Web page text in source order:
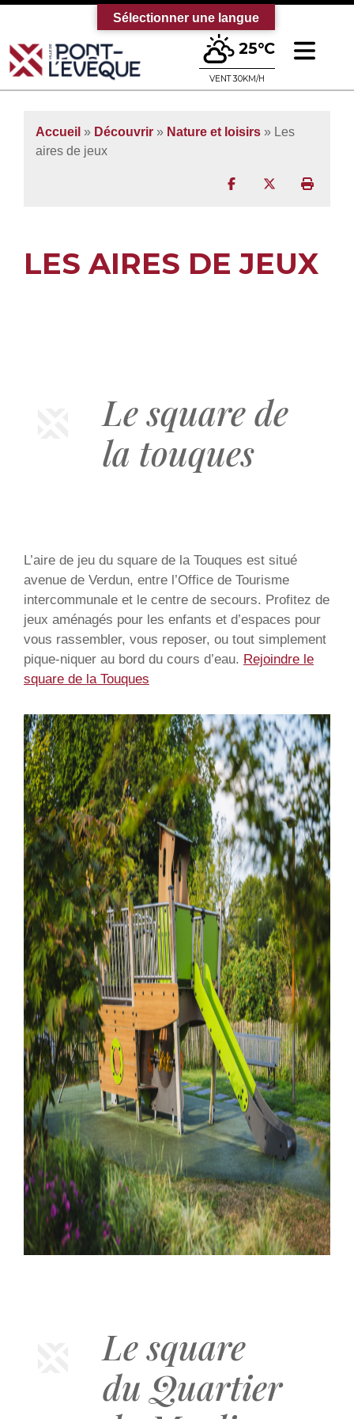
Bienvenue sur le site officiel de la
25°C
VENT 30KM/H
Accueil » Découvrir » Nature et loisirs » Les
aires de jeux
Partager surPartager sur
LES AIRES DE JEUX
Le square de
la touques
L’aire de jeu du square de la Touques est situé
avenue de Verdun, entre l’Office de Tourisme
intercommunale et le centre de secours. Profitez de
jeux aménagés pour les enfants et d’espaces pour
vous rassembler, vous reposer, ou tout simplement
pique-niquer au bord du cours d’eau. Rejoindre le
square de la Touques
Le square
du Quartier
Sélectionner une langue